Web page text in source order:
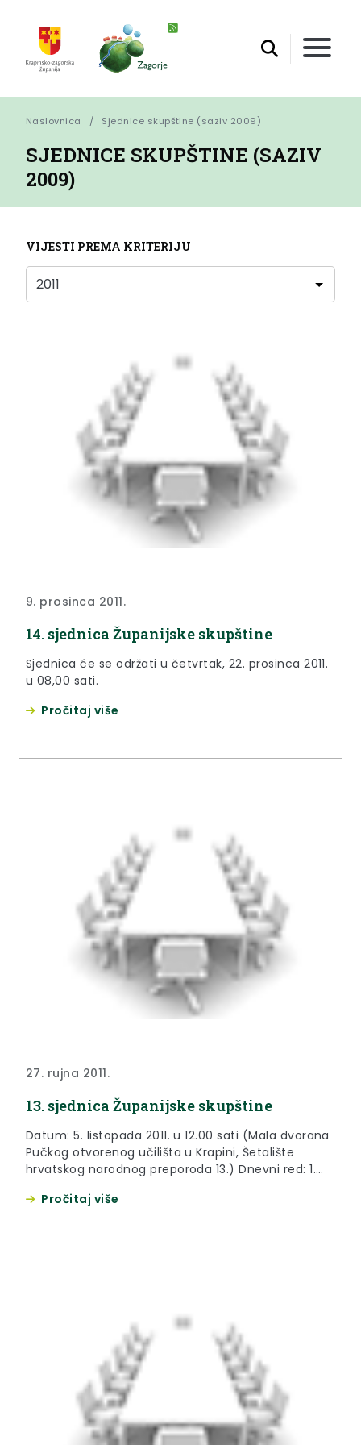
Naslovnica Sjednice skupštine (saziv 2009)
SJEDNICE SKUPŠTINE (SAZIV
2009)
VIJESTI PREMA KRITERIJU
9. prosinca 2011.
14. sjednica Županijske skupštine
Sjednica će se održati u četvrtak, 22. prosinca 2011.
u 08,00 sati.
Pročitaj više
27. rujna 2011.
13. sjednica Županijske skupštine
Datum: 5. listopada 2011. u 12.00 sati (Mala dvorana
Pučkog otvorenog učilišta u Krapini, Šetalište
hrvatskog narodnog preporoda 13.) Dnevni red: 1.
Županijske skupštine Krapinsko-zagorske županije
Pročitaj više